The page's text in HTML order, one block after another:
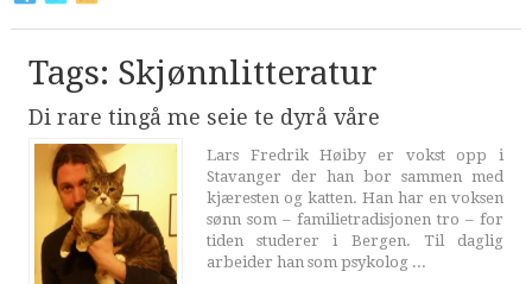
Tags: Skjønnlitteratur
Di rare tingå me seie te dyrå våre
Lars Fredrik Høiby er vokst opp i
Stavanger der han bor sammen med
kjæresten og katten. Han har en voksen
sønn som – familietradisjonen tro – for
tiden studerer i Bergen. Til daglig
arbeider han som psykolog ...